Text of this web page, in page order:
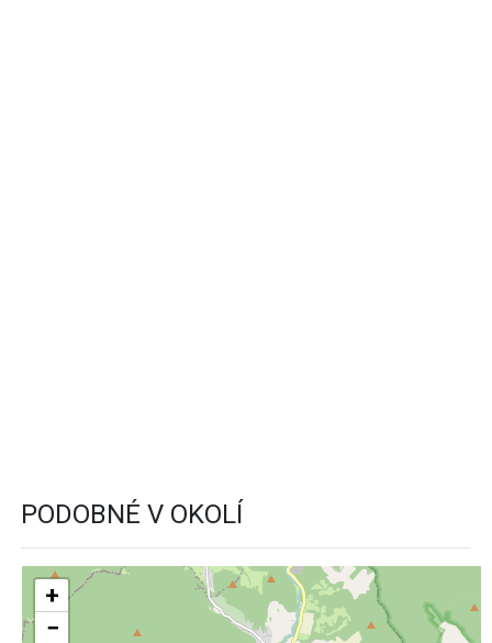
PODOBNÉ V OKOLÍ
+
−